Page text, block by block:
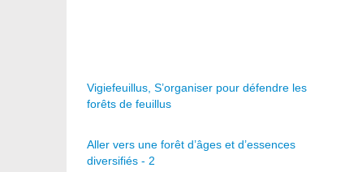
Vigiefeuillus, S’organiser pour défendre les
forêts de feuillus
Aller vers une forêt d’âges et d’essences
diversifiés - 2